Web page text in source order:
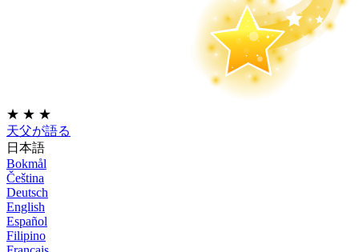
★ ★ ★
天父が語る
日本語
Bokmål
Čeština
Deutsch
English
Español
Filipino